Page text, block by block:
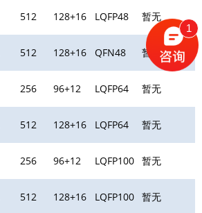
512 128+16 LQFP48 暂无
512 128+16 QFN48 暂无
256 96+12 LQFP64 暂无
512 128+16 LQFP64 暂无
256 96+12 LQFP100 暂无
512 128+16 LQFP100 暂无
1